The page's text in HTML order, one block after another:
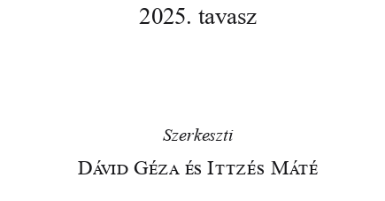
2025. tavasz
Szerkeszti
Dávid Géza és Ittzés Máté